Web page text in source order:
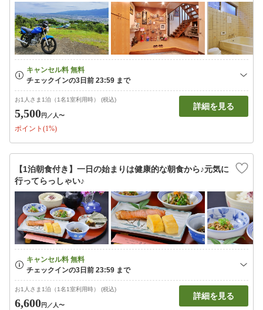
お1人さま1泊（1名1室利用時） (税込)
5,500円 ／人〜
ポイント(1%)
詳細を見る
【1泊朝食付き】一日の始まりは健康的な朝食から♪元気に
行ってらっしゃい♪
お1人さま1泊（1名1室利用時） (税込)
6,600円 ／人〜
詳細を見る